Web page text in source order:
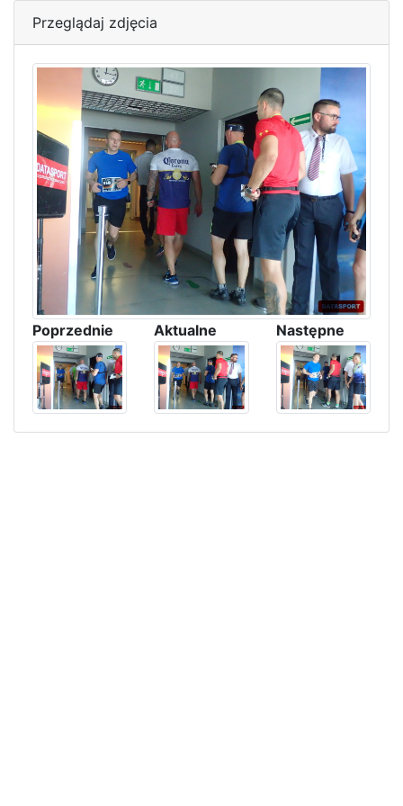
Przeglądaj zdjęcia
Poprzednie Aktualne Następne